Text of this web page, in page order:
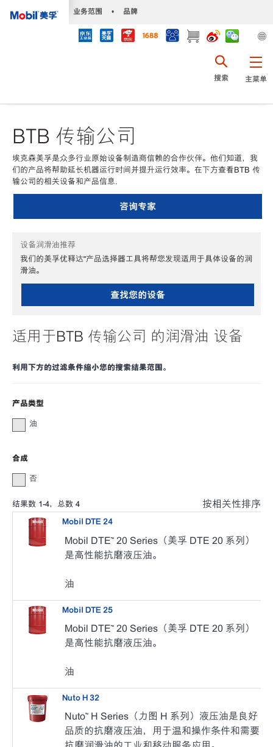
业务范围 • 品牌
主菜单
搜索
BTB 传输公司
埃克森美孚是众多行业原始设备制造商信赖的合作伙伴。他们知道，我
们的产品将帮助延长机器运行时间并提升运行效率。在下方查看BTB 传
输公司的相关设备和产品信息.
咨询专家
设备润滑油推荐
我们的美孚优释达℠产品选择器工具将帮您发现适用于具体设备的润
滑油。
查找您的设备
适用于BTB 传输公司 的润滑油 设备
利用下方的过滤条件缩小您的搜索结果范围。
产品类型
油
合成
否
结果数 1-4，总数 4 按相关性排序
Mobil DTE 24
Mobil DTE™ 20 Series（美孚 DTE 20 系列）
是高性能抗磨液压油。
油
Mobil DTE 25
Mobil DTE™ 20 Series（美孚 DTE 20 系列）
是高性能抗磨液压油。
油
Nuto H 32
Nuto™ H Series（力图 H 系列）液压油是良好
品质的抗磨液压油，用于温和操作条件和需要